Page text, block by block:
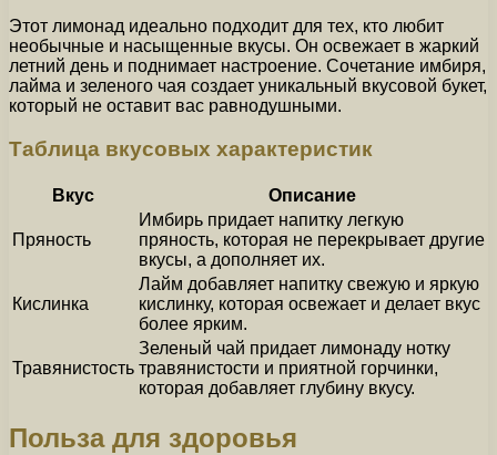
Этот лимонад идеально подходит для тех, кто любит
необычные и насыщенные вкусы. Он освежает в жаркий
летний день и поднимает настроение. Сочетание имбиря,
лайма и зеленого чая создает уникальный вкусовой букет,
который не оставит вас равнодушными.
Таблица вкусовых характеристик
Вкус Описание
Пряность
Имбирь придает напитку легкую
пряность, которая не перекрывает другие
вкусы, а дополняет их.
Кислинка
Лайм добавляет напитку свежую и яркую
кислинку, которая освежает и делает вкус
более ярким.
Травянистость
Зеленый чай придает лимонаду нотку
травянистости и приятной горчинки,
которая добавляет глубину вкусу.
Польза для здоровья